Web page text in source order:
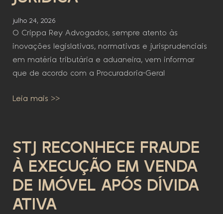
julho 24, 2026
O Crippa Rey Advogados, sempre atento às
inovações legislativas, normativas e jurisprudenciais
em matéria tributária e aduaneira, vem informar
que de acordo com a Procuradoria-Geral
Leia mais >>
STJ RECONHECE FRAUDE
À EXECUÇÃO EM VENDA
DE IMÓVEL APÓS DÍVIDA
ATIVA